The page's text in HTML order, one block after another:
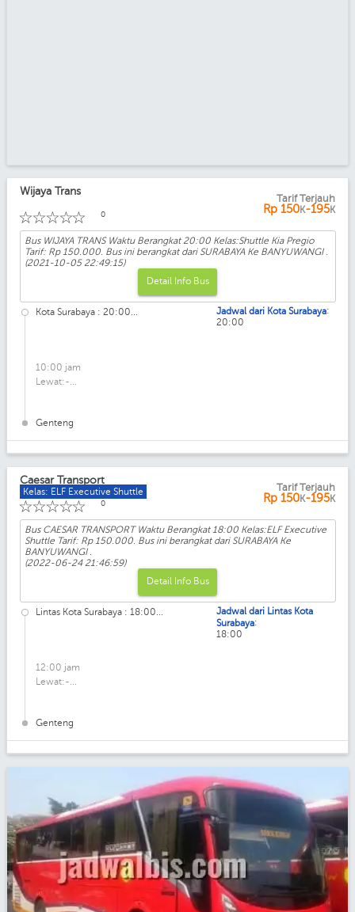
Wijaya Trans
☆
☆
☆
☆
☆ 0
Tarif Terjauh
Rp 150K-195K
Bus WIJAYA TRANS Waktu Berangkat 20:00 Kelas:Shuttle Kia Pregio
Tarif: Rp 150.000. Bus ini berangkat dari SURABAYA Ke BANYUWANGI .
(2021-10-05 22:49:15)
Detail Info Bus
Kota Surabaya : 20:00...
10:00 jam
Lewat:-...
Genteng
Jadwal dari Kota Surabaya:
20:00
Caesar Transport
Kelas: ELF Executive Shuttle
☆
☆
☆
☆
☆ 0
Tarif Terjauh
Rp 150K-195K
Bus CAESAR TRANSPORT Waktu Berangkat 18:00 Kelas:ELF Executive
Shuttle Tarif: Rp 150.000. Bus ini berangkat dari SURABAYA Ke
BANYUWANGI .
(2022-06-24 21:46:59)
Detail Info Bus
Lintas Kota Surabaya : 18:00...
12:00 jam
Lewat:-...
Genteng
Jadwal dari Lintas Kota
Surabaya:
18:00